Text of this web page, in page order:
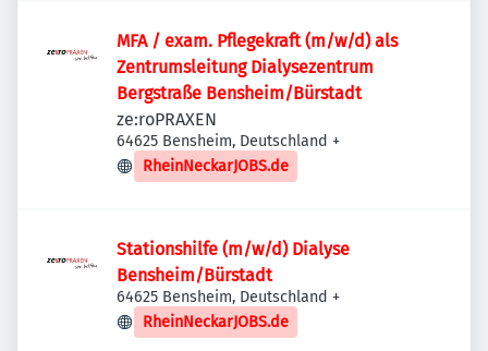
MFA / exam. Pflegekraft (m/w/d) als
Zentrumsleitung Dialysezentrum
Bergstraße Bensheim/Bürstadt
ze:roPRAXEN
64625 Bensheim, Deutschland +
RheinNeckarJOBS.de
Stationshilfe (m/w/d) Dialyse
Bensheim/Bürstadt
64625 Bensheim, Deutschland +
RheinNeckarJOBS.de